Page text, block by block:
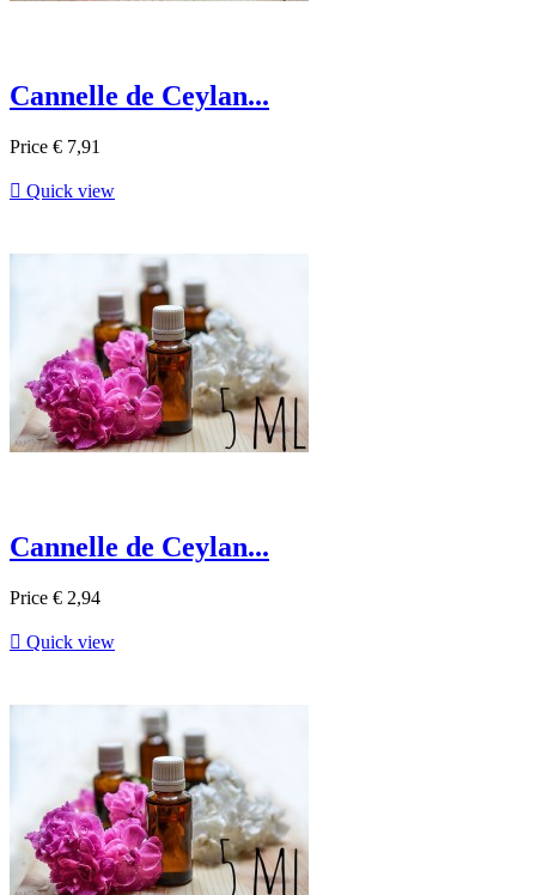
Cannelle de Ceylan...
Price € 7,91
 Quick view
Cannelle de Ceylan...
Price € 2,94
 Quick view